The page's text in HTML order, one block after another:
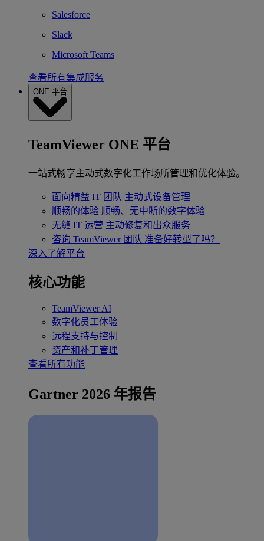
Salesforce
Slack
Microsoft Teams
查看所有集成服务
ONE 平台
TeamViewer ONE 平台
一站式畅享主动式数字化工作场所管理和优化体验。
面向精益 IT 团队 主动式设备管理
顺畅的体验 顺畅、无中断的数字体验
无缝 IT 运营 主动修复和出众服务
咨询 TeamViewer 团队 准备好转型了吗？
深入了解平台
核心功能
TeamViewer AI
数字化员工体验
远程支持与控制
资产和补丁管理
查看所有功能
Gartner 2026 年报告